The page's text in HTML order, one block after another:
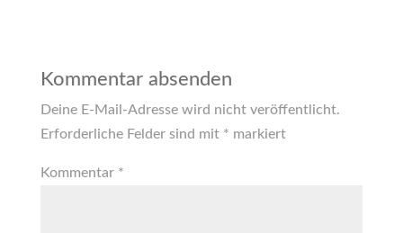
Kommentar absenden
Deine E-Mail-Adresse wird nicht veröffentlicht.
Erforderliche Felder sind mit * markiert
Kommentar *